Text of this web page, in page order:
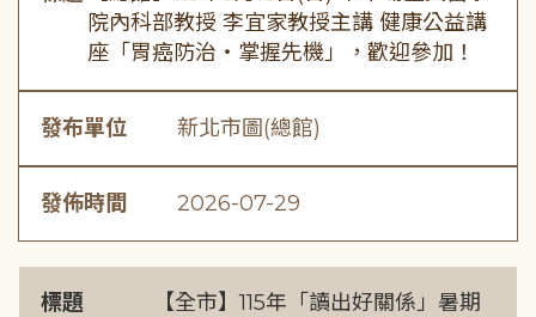
院內科部教授 李宜家教授主講 健康公益講
座「胃癌防治・掌握先機」，歡迎參加！
發布單位 新北市圖(總館)
發佈時間 2026-07-29
標題
【全市】115年「讀出好關係」暑期